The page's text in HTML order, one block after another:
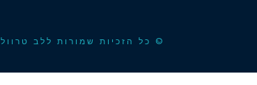
© כל הזכיות שמורות ללב טרוול